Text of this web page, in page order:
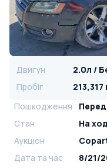
Двигун
Пробіг
213,317
Пошкодження
Перед
Стан
На
Аукціон
Дата та час
8/21/